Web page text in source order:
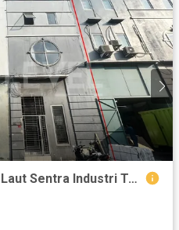
Disewakan: Gudang Elang Laut Sentra Industri Terpadu III pantai indah kapuk LT 10x24m2